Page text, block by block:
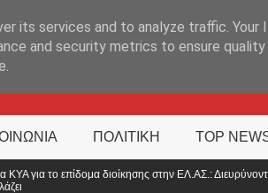
ΠΟΛΙΤΙΚΗ TOP
ΕΛ.ΑΣ.: Διευρύνονται οι δικαιούχοι – Τι
its services and to analyze traffic. Your
and security metrics to ensure